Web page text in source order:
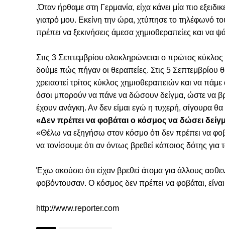
.Όταν ήρθαμε στη Γερμανία, είχα κάνει μία πιο
γιατρό μου. Εκείνη την ώρα, χτύπησε το τηλέφωνό
πρέπει να ξεκινήσεις άμεσα χημιοθεραπείες και να
Στις 3 Σεπτεμβρίου ολοκληρώνεται ο πρώτος
δούμε πώς πήγαν οι θεραπείες. Στις 5 Σεπτεμβρίου
χρειαστεί τρίτος κύκλος χημιοθεραπειών και να
όσοι μπορούν να πάνε να δώσουν δείγμα, ώστε να
έχουν ανάγκη. Αν δεν είμαι εγώ η τυχερή, σίγουρα θα
«Δεν πρέπει να φοβάται ο κόσμος να δώσει
«Θέλω να εξηγήσω στον κόσμο ότι δεν πρέπει να
να τονίσουμε ότι αν όντως βρεθεί κάποιος δότης
Έχω ακούσει ότι είχαν βρεθεί άτομα για άλλους
φοβόντουσαν. Ο κόσμος δεν πρέπει να φοβάται,
http://www.reporter.com